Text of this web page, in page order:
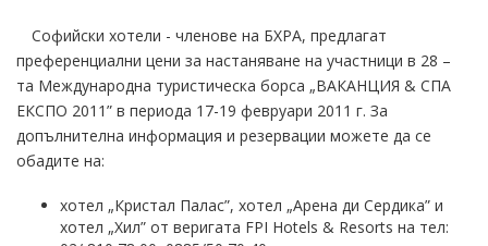
Софийски хотели - членове на БХРА, предлагат
преференциални цени за настаняване на участници в 28 –
та Международна туристическа борса „ВАКАНЦИЯ & СПА
ЕКСПО 2011” в периода 17-19 февруари 2011 г. За
допълнителна информация и резервации можете да се
обадите на:
хотел „Кристал Палас”, хотел „Арена ди Сердика” и
хотел „Хил” от веригата FPI Hotels & Resorts на тел: